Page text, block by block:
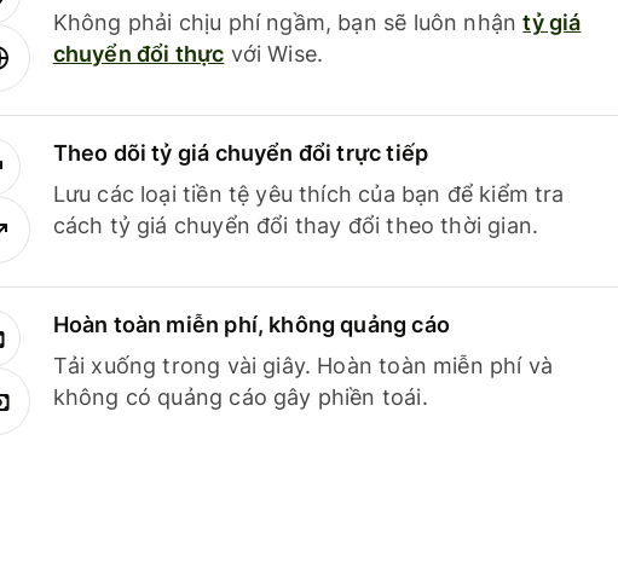
Không phải chịu phí ngầm, bạn sẽ luôn nhậntỷ giá
chuyển đổi thực với Wise.
Theo dõi tỷ giá chuyển đổi trực tiếp
Lưu các loại tiền tệ yêu thích của bạn để kiểm tra
cách tỷ giá chuyển đổi thay đổi theo thời gian.
Hoàn toàn miễn phí, không quảng cáo
Tải xuống trong vài giây. Hoàn toàn miễn phí và
không có quảng cáo gây phiền toái.